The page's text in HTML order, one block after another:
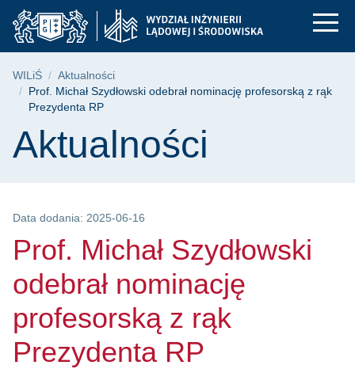
Przejdź
do
menu
głównego
Przejdź
do
wyszukiwarki
Przejdź
do
treści
Prof. Michał
Ścieżka nawigacyjna
WILiŚ
Aktualności
Prof. Michał Szydłowski odebrał nominację profesorską z rąk
Prezydenta RP
Treść strony
Aktualności
Data dodania: 2025-06-16
Prof. Michał Szydłowski
odebrał nominację
profesorską z rąk
Prezydenta RP